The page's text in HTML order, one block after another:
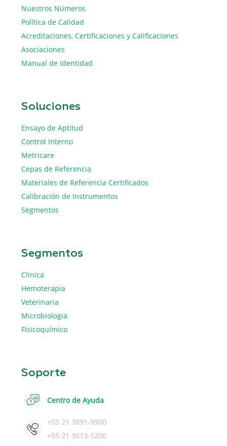
Nuestros Números
Política de Calidad
Acreditaciones, Certificaciones y Calificaciones
Asociaciones
Manual de Identidad
Soluciones
Ensayo de Aptitud
Control Interno
Metricare
Cepas de Referencia
Materiales de Referencia Certificados
Calibración de Instrumentos
Segmentos
Segmentos
Clinica
Hemoterapia
Veterinaria
Microbiologia
Fisicoquímico
Soporte
Centro de Ayuda
+55 21 3891-9900
+55 21 3613-5200